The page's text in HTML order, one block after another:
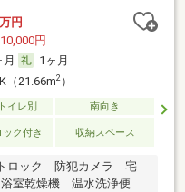
万円
円
月
1ヶ月
（21.66m2）
イレ別
南向き
ク付き 収納スペース
ロック 防犯カメラ 宅
室乾燥機 温水洗浄便